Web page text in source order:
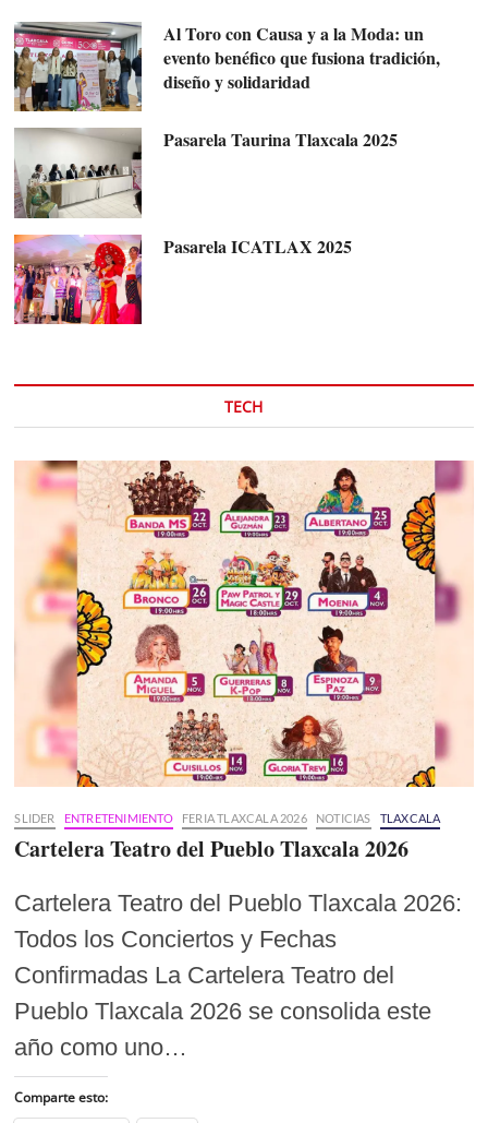
Al Toro con Causa y a la Moda: un
evento benéfico que fusiona tradición,
diseño y solidaridad
Pasarela Taurina Tlaxcala 2025
Pasarela ICATLAX 2025
TECH
SLIDER ENTRETENIMIENTO FERIA TLAXCALA 2026 NOTICIAS TLAXCALA
Cartelera Teatro del Pueblo Tlaxcala 2026
Cartelera Teatro del Pueblo Tlaxcala 2026:
Todos los Conciertos y Fechas
Confirmadas La Cartelera Teatro del
Pueblo Tlaxcala 2026 se consolida este
año como uno…
Comparte esto: